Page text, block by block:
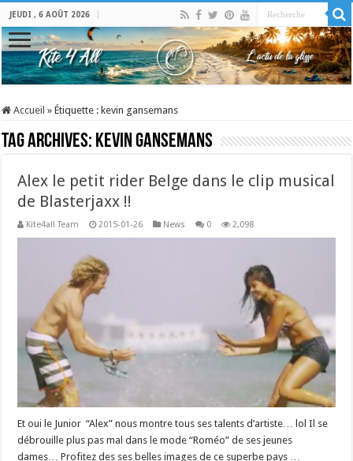
JEUDI , 6 AOÛT 2026
Accueil » Étiquette : kevin gansemans
Tag Archives: kevin gansemans
Alex le petit rider Belge dans le clip musical
de Blasterjaxx !!
Kite4all Team 2015-01-26 News 0 2,098
Et oui le Junior “Alex” nous montre tous ses talents d’artiste… lol Il se
débrouille plus pas mal dans le mode “Roméo” de ses jeunes
dames… Profitez des ses belles images de ce superbe pays …